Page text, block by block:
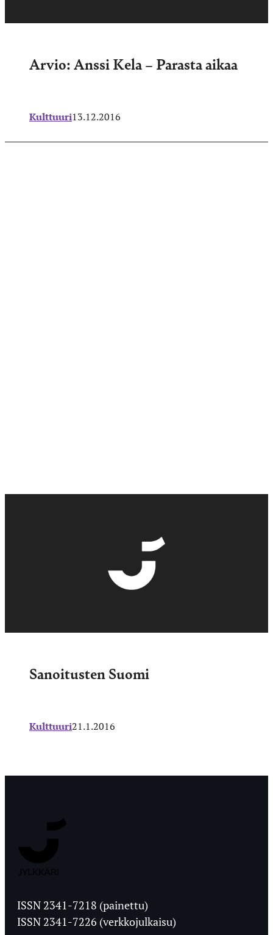
Arvio: Anssi Kela – Parasta aikaa
Kulttuuri13.12.2016
Sanoitusten Suomi
Kulttuuri21.1.2016
Ylioppilaslehti
ISSN 2341-7218 (painettu)
ISSN 2341-7226 (verkkojulkaisu)